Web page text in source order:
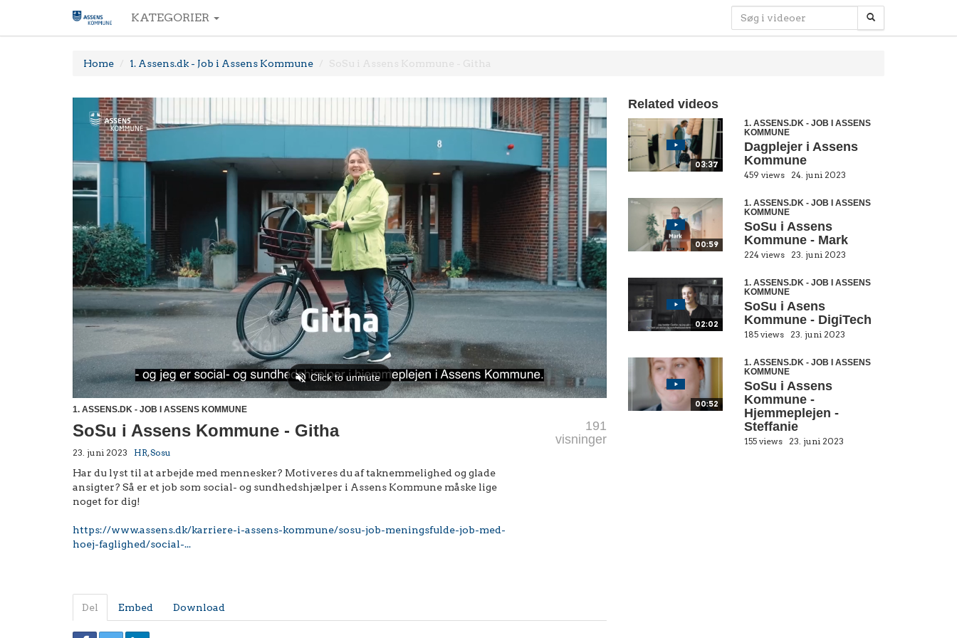
KATEGORIER
Home 1. Assens.dk - Job i Assens Kommune SoSu i Assens Kommune - Githa
1. ASSENS.DK - JOB I ASSENS KOMMUNE
SoSu i Assens Kommune - Githa
191
visninger
23. juni 2023 HR,Sosu
Har du lyst til at arbejde med mennesker? Motiveres du af taknemmelighed og glade
ansigter? Så er et job som social- og sundhedshjælper i Assens Kommune måske lige
noget for dig!
https://www.assens.dk/karriere-i-assens-kommune/sosu-job-meningsfulde-job-med-
hoej-faglighed/social-...
Del Embed Download
Related videos
03:37
1. ASSENS.DK - JOB I ASSENS
KOMMUNE
Dagplejer i Assens
Kommune
459 views 24. juni 2023
00:59
1. ASSENS.DK - JOB I ASSENS
KOMMUNE
SoSu i Assens
Kommune - Mark
224 views 23. juni 2023
02:02
1. ASSENS.DK - JOB I ASSENS
KOMMUNE
SoSu i Asens
Kommune - DigiTech
185 views 23. juni 2023
00:52
1. ASSENS.DK - JOB I ASSENS
KOMMUNE
SoSu i Assens
Kommune -
Hjemmeplejen -
Steffanie
155 views 23. juni 2023